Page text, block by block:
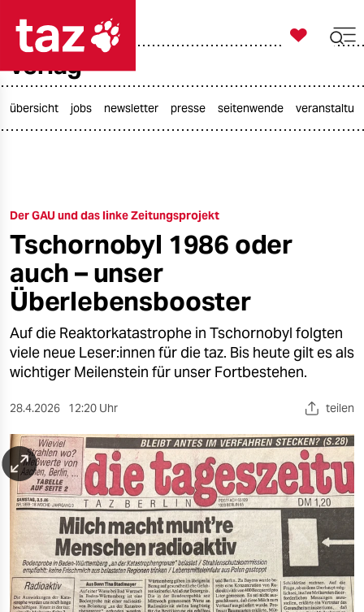
taz zahl ich
öko
gesellschaft
kultur
sport
berlin
nord
wahrheit
verlag
verlag
veranstaltungen
shop
fragen & hilfe

taz zahl ich
verlag
übersicht jobs newsletter presse seitenwende
Der GAU und das linke Zeitungsprojekt
Tschornobyl 1986 oder
auch – unser
Überlebensbooster
Auf die Reaktorkatastrophe in Tschornobyl folgten
viele neue Leser:innen für die taz. Bis heute gilt es als
wichtiger Meilenstein für unser Fortbestehen.
28.4.2026 12:20 Uhr teilen